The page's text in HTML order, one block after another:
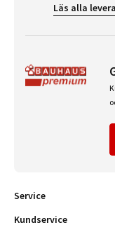
Läs alla
Service
Kundservice